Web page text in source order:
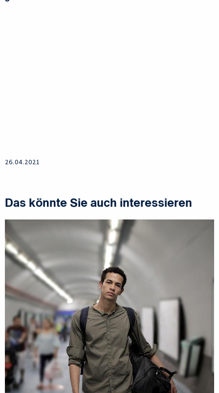
26.04.2021
Das könnte Sie auch interessieren